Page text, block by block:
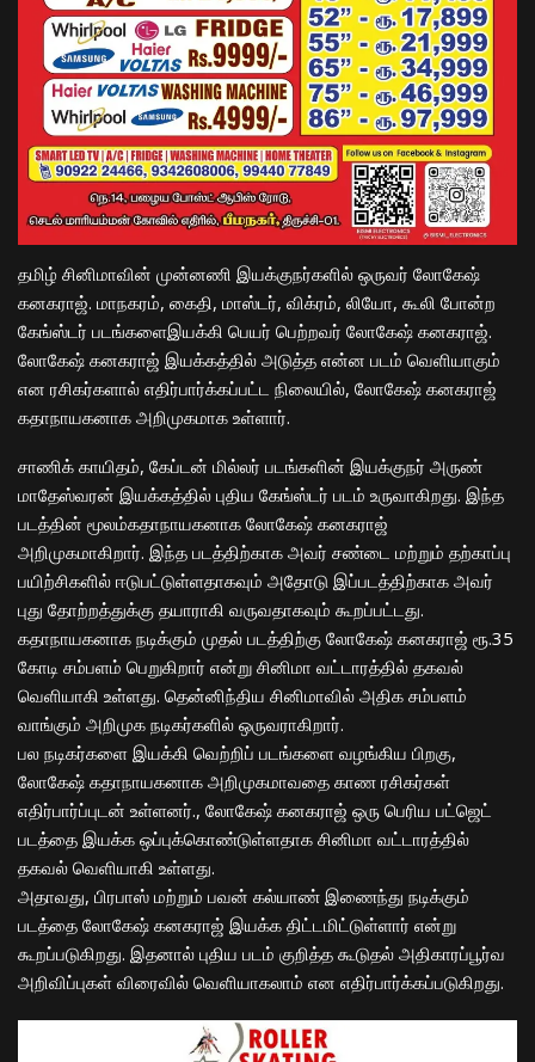
தமிழ் சினிமாவின் முன்னணி இயக்குநர்களில் ஒருவர் லோகேஷ்
கனகராஜ். மாநகரம், கைதி, மாஸ்டர், விக்ரம், லியோ, கூலி போன்ற
கேங்ஸ்டர் படங்களைஇயக்கி பெயர் பெற்றவர் லோகேஷ் கனகராஜ்.
லோகேஷ் கனகராஜ் இயக்கத்தில் அடுத்த என்ன படம் வெளியாகும்
என ரசிகர்களால் எதிர்பார்க்கப்பட்ட நிலையில், லோகேஷ் கனகராஜ்
கதாநாயகனாக அறிமுகமாக உள்ளார்.
சாணிக் காயிதம், கேப்டன் மில்லர் படங்களின் இயக்குநர் அருண்
மாதேஸ்வரன் இயக்கத்தில் புதிய கேங்ஸ்டர் படம் உருவாகிறது. இந்த
படத்தின் மூலம்கதாநாயகனாக லோகேஷ் கனகராஜ்
அறிமுகமாகிறார். இந்த படத்திற்காக அவர் சண்டை மற்றும் தற்காப்பு
பயிற்சிகளில் ஈடுபட்டுள்ளதாகவும் அதோடு இப்படத்திற்காக அவர்
புது தோற்றத்துக்கு தயாராகி வருவதாகவும் கூறப்பட்டது.
கதாநாயகனாக நடிக்கும் முதல் படத்திற்கு லோகேஷ் கனகராஜ் ரூ.35
கோடி சம்பளம் பெறுகிறார் என்று சினிமா வட்டாரத்தில் தகவல்
வெளியாகி உள்ளது. தென்னிந்திய சினிமாவில் அதிக சம்பளம்
வாங்கும் அறிமுக நடிகர்களில் ஒருவராகிறார்.
பல நடிகர்களை இயக்கி வெற்றிப் படங்களை வழங்கிய பிறகு,
லோகேஷ் கதாநாயகனாக அறிமுகமாவதை காண ரசிகர்கள்
எதிர்பார்ப்புடன் உள்ளனர்., லோகேஷ் கனகராஜ் ஒரு பெரிய பட்ஜெட்
படத்தை இயக்க ஒப்புக்கொண்டுள்ளதாக சினிமா வட்டாரத்தில்
தகவல் வெளியாகி உள்ளது.
அதாவது, பிரபாஸ் மற்றும் பவன் கல்யாண் இணைந்து நடிக்கும்
படத்தை லோகேஷ் கனகராஜ் இயக்க திட்டமிட்டுள்ளார் என்று
கூறப்படுகிறது. இதனால் புதிய படம் குறித்த கூடுதல் அதிகாரப்பூர்வ
அறிவிப்புகள் விரைவில் வெளியாகலாம் என எதிர்பார்க்கப்படுகிறது.